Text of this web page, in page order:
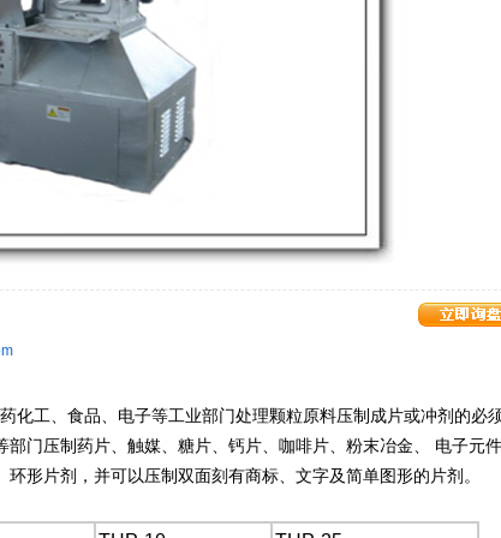
工、食品、电子等工业部门处理颗粒原料压制成片或冲剂的必
门压制药片、触媒、糖片、钙片、咖啡片、粉末冶金、 电子元件
形片剂，并可以压制双面刻有商标、文字及简单图形的片剂。